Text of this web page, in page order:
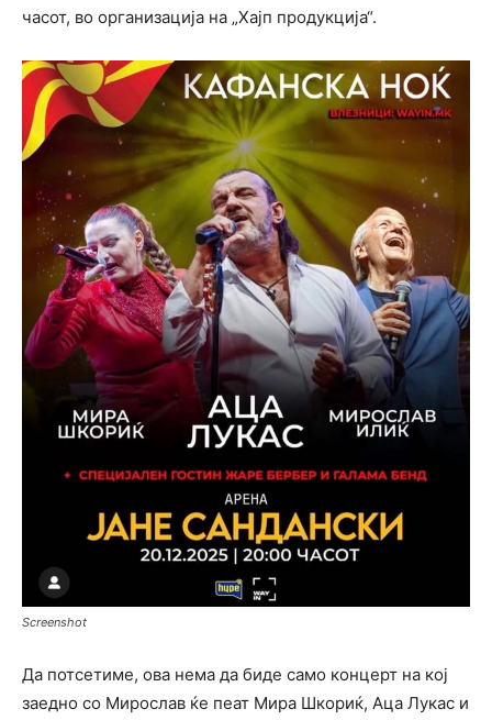
часот, во организација на „Хајп продукција“.
Screenshot
Да потсетиме, ова нема да биде само концерт на кој
заедно со Мирослав ќе пеат Мира Шкориќ, Аца Лукас и